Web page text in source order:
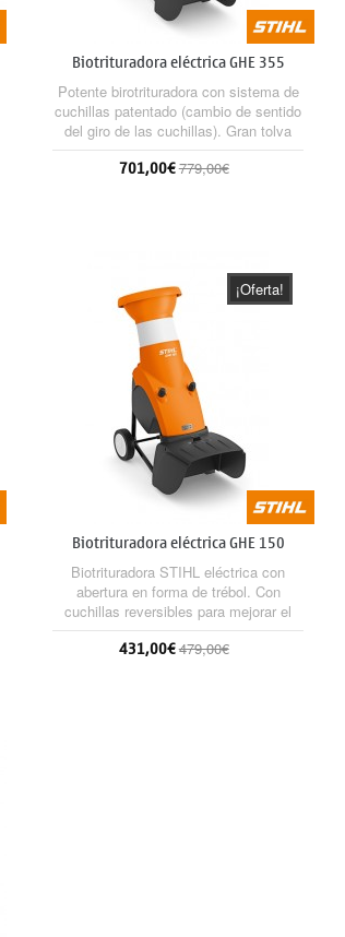
Biotrituradora eléctrica GHE 355
Potente birotrituradora con sistema de
cuchillas patentado (cambio de sentido
del giro de las cuchillas). Gran tolva
inclinada, válida para astillar fuertes
ramas, así como triturar grandes
701,00€779,00€
¡Oferta!
Biotrituradora eléctrica GHE 150
Biotrituradora STIHL eléctrica con
abertura en forma de trébol. Con
cuchillas reversibles para mejorar el
rendimiento y refuerzos antivibratorios
que reducen el ruido. Con Multi-Cut 150
431,00€479,00€